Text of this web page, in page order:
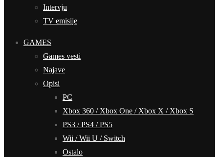
Intervju
TV emisije
GAMES
Games vesti
Najave
Opisi
PC
Xbox 360 / Xbox One / Xbox X / Xbox S
PS3 / PS4 / PS5
Wii / Wii U / Switch
Ostalo